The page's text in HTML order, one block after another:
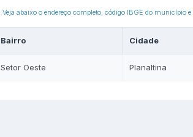
abaixo o endereço completo, código IBGE do município
Bairro Cidade
Setor Oeste Planaltina